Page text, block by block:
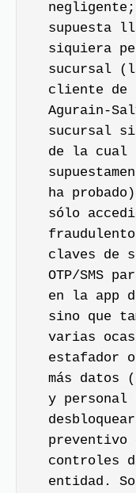
supuesta
siquiera
sucursal
cliente de
Agurain-
sucursal
de la cual
ha
sólo
claves de
OTP/SMS
en la app
sino que
varias
estafador
más datos
y personal
preventivo
controles
entidad.